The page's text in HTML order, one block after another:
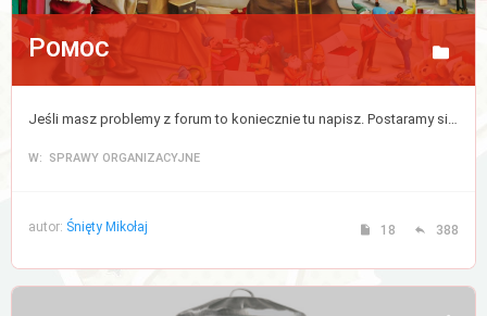
Pomoc
Jeśli masz problemy z forum to koniecznie tu napisz. Postaramy się jak najszybciej ten kłopot zlikwidować.
W: SPRAWY ORGANIZACYJNE
autor: Śnięty Mikołaj 18 388